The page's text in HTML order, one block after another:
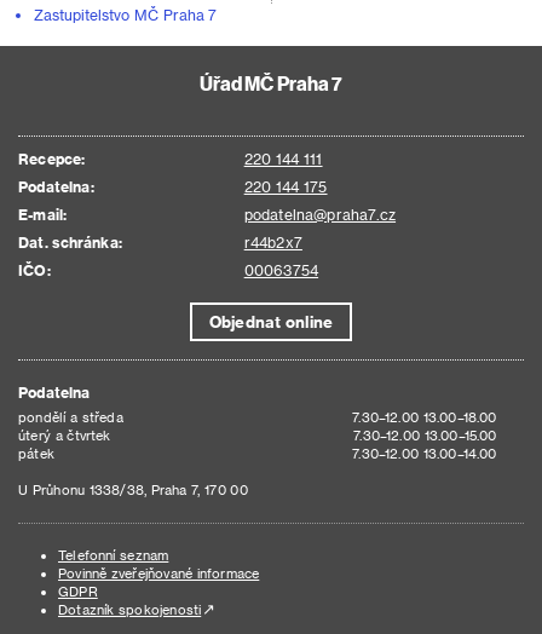
Zastupitelstvo MČ Praha 7
Úřad MČ Praha 7
Recepce:
220 144 111
Podatelna:
220 144 175
E-mail:
podatelna@praha7.cz
Dat. schránka:
r44b2x7
IČO:
00063754
Objednat online
Podatelna
pondělí a středa
7.30–12.00 13.00–18.00
úterý a čtvrtek
7.30–12.00 13.00–15.00
pátek
7.30–12.00 13.00–14.00
U Průhonu 1338/38, Praha 7, 170 00
Telefonní seznam
Povinně zveřejňované informace
GDPR
Dotazník spokojenosti